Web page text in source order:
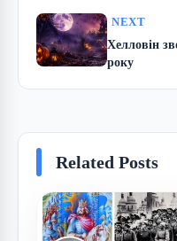
NEXT
Хелловін
року
Related Posts